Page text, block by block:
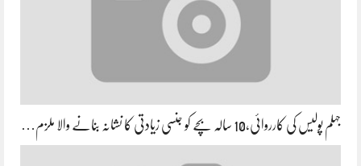
جہلم پولیس کی کارروائی،10 سالہ بچے کو جنسی زیادتی کا نشانہ بنانے والا ملزم…